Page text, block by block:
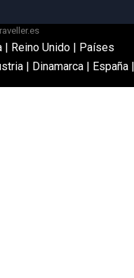
| Reino Unido| Países
| Dinamarca | España